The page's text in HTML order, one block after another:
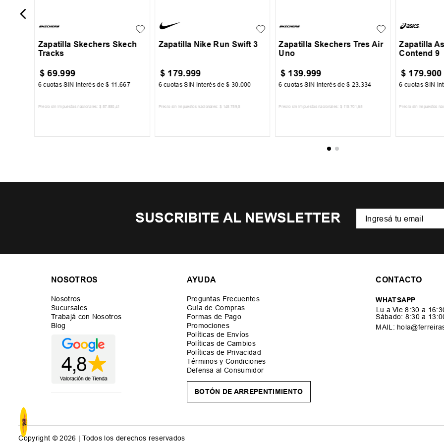
Zapatilla Skechers Skech
Tracks
$ 69.999
6 cuotas SIN interés de$ 11 .667
Precio sin impuestos nacionales: $ 57.850 ,41
Zapatilla Nike Run Swift 3
$ 179.999
6 cuotas SIN interés de$ 30 .000
Precio sin impuestos nacionales: $ 148 .759,5
Zapatilla Skechers Tres Air
Uno
$ 139.999
6 cuotas SIN interés de$ 23 334
Precio sin impuestos nacionales: $ 115 .701 ,65
Zapatilla
Contend 9
$ 179.900
6 cuotas SIN
Precio sin impuestos
SUSCRIBITE AL NEWSLETTER
NOSOTROS
Nosotros
Sucursales
Trabajá con Nosotros
Blog
AYUDA
Preguntas Frecuentes
Guía de Compras
Formas de Pago
Promociones
Políticas de Envíos
Políticas de Cambios
Políticas de Privacidad
Términos y Condiciones
Defensa al Consumidor
BOTÓN DE ARREPENTIMIENTO
CONTACTO
WHATSAPP
Lu a Vie 8:30 a
Sábado: 8:30 a
MAIL:
Copyright © 2026 | Todos los derechos reservados